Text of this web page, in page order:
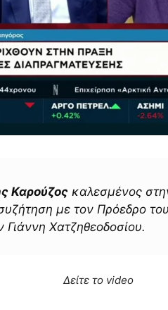
Καρούζος καλεσμένος
με τον Πρόεδρο
Χατζηθεοδοσίου.
Δείτε το video